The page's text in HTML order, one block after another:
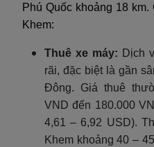
Phú Quốc khoảng 18
Khem:
Thuê xe máy: Dịch
rãi, đặc biệt là gần
Đông. Giá thuê
VND đến 180.000
4,61 – 6,92 USD).
Khem khoảng 40 –